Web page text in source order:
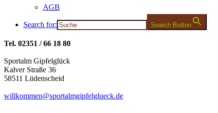
AGB
Search for: Search Button
Tel. 02351 / 66 18 80
Sportalm Gipfelglück
Kalver Straße 36
58511 Lüdenscheid
willkommen@sportalmgipfelglueck.de